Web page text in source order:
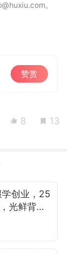
。
赞赏
8 13
创业，25
光鲜背后